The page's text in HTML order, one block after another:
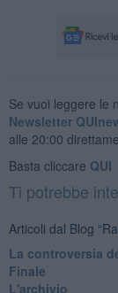
Se vuoi leggere le
Newsletter
alle 20:00
Basta cliccare QUI
Ti potrebbe
Articoli dal Blog
La controversia
Finale
L'archivio